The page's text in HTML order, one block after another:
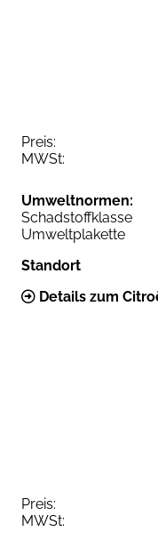
Preis:
MWSt:
Umweltnormen:
Schadstoffklasse
Umweltplakette
Standort
Details zum
Preis:
MWSt: